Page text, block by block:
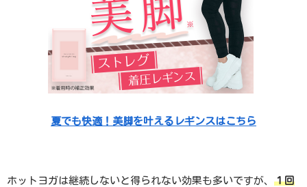
夏でも快適！美脚を叶えるレギンスはこちら
ホットヨガは継続しないと得られない効果も多いですが、 １回